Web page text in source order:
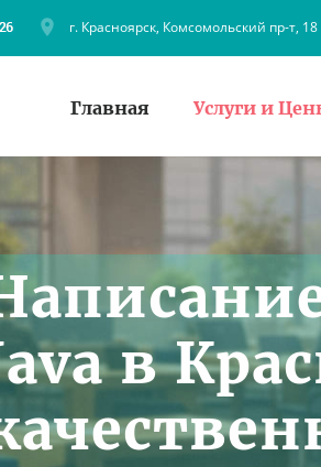
г. Красноярск, Комсомольский пр-т,
Главная Услуги и
в